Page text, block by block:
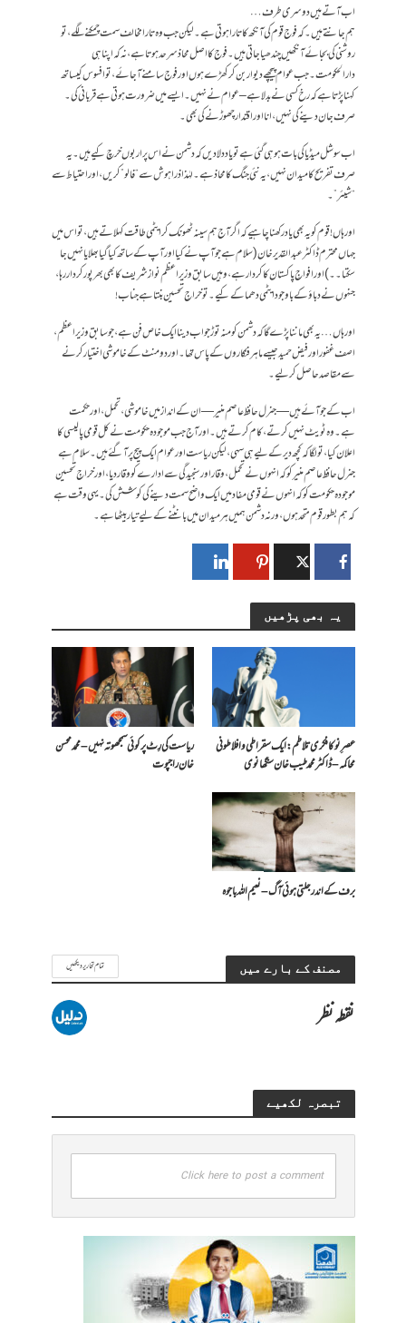
اب آتے ہیں دوسری طرف…
ہم جانتے ہیں۔ کہ فوج قوم کی آنکھ کا تارا ہوتی ہے۔ لیکن جب وہ تارا مخالف سمت چمکنے لگے، تو
روشنی کی بجائے آنکھیں چندھیا جاتی ہیں۔ فوج کا اصل محاذ سرحد ہوتا ہے، نہ کہ اپنا ہی
دارالحکومت۔ جب عوام پیچھے دیوار بن کر کھڑے ہوں اور فوج سامنے آ جائے، تو افسوس کیساتھ
کہنا پڑتا ہے کہ رخ کسی نے بدلا ہے – عوام نے نہیں۔ ایسے میں ضرورت ہوتی ہے قربانی کی۔
صرف جان دینے کی نہیں، انا اور اقتدار چھوڑنے کی بھی۔
اب سوشل میڈیا کی بات ہو ہی گئی ہے تو یاد دلادیں کہ دشمن نے اس پر اربوں خرچ کیے ہیں۔ یہ
صرف تفریح کا میدان نہیں، یہ نئی جنگ کا محاذ ہے۔ لہٰذا ذرا ہوش سے “فالو” کریں، اور احتیاط سے
“شیئر”۔
اور ہاں! قوم کو یہ بھی یاد رکھنا چاہیے کہ اگر آج ہم سینہ ٹھونک کر ایٹمی طاقت کہلاتے ہیں، تو اس میں
جہاں محترم ڈاکٹر عبد القدیر خان ( سلام ہے جو آپ نے کیا اور آپ کے ساتھ کیا گیا بھلایا نہیں جا
سکتا ۔۔)اور افواجِ پاکستان کا کردار ہے، وہیں سابق وزیراعظم نواز شریف کا بھی بھرپور کردار رہا،
جنہوں نے دباؤ کے باوجود ایٹمی دھماکے کیے۔ تو خراجِ تحسین بنتا ہے جناب!
اور ہاں… یہ بھی ماننا پڑے گا کہ دشمن کو منہ توڑ جواب دینا ایک خاص فن ہے، جو سابق وزیراعظم،
اصف غفور اور فیض حمید جیسے ماہر فنکاروں کے پاس تھا۔اور دو منٹ کے خاموشی اختیار کرنے
سے مقاصد حاصل کرلیے ۔
اب کے جو آئے ہیں — جنرل حافظ عاصم منیر — ان کے انداز میں خاموشی، تحمل، اور حکمت
ہے۔ وہ ٹویٹ نہیں کرتے، کام کرتے ہیں۔ اور آج جب موجودہ حکومت نے کل قومی پالیسی کا
اعلان کیا، تو لگا کہ کچھ دیر کے لیے ہی سہی، لیکن ریاست اور عوام ایک پیج پر آ گئے ہیں۔ سلام ہے
جنرل حافظ عاصم منیر کو کہ انہوں نے تحمل، وقار اور سنجیدگی سے ادارے کو وقار دیا، اور خراجِ تحسین
موجودہ حکومت کو کہ انہوں نے قومی مفاد میں ایک واضح سمت دینے کی کوشش کی۔ یہی وقت ہے
کہ ہم بطور قوم متحد ہوں، ورنہ دشمن ہمیں ہر میدان میں بانٹنے کے لیے تیار بیٹھا ہے۔
یہ بھی پڑھیں
عصرِ نو کا فکری تلاطم: ایک سقراطی و افلاطونی
محاکمہ – ڈاکٹر محمد طیب خان سنگھانوی
ریاست کی رِٹ پر کوئی سمجھوتہ نہیں – محمد محسن
خان راجپوت
برف کے اندر جلتی ہوئی آگ – نعیم اللہ باجوہ
مصنف کے بارے میں تمام تحاریر دیکھیں
نقطہ نظر
تبصرہ لکھیے
Click here to post a comment